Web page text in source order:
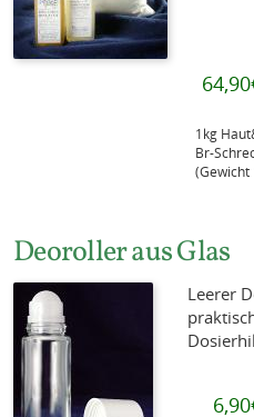
1kg
Br-
(Gewicht
Deoroller aus Glas
Leerer